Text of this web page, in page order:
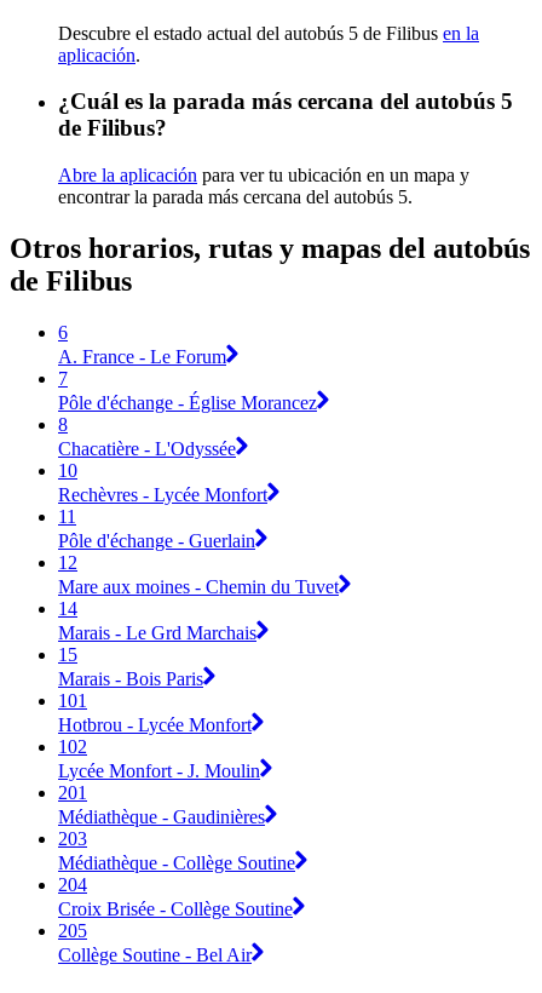
Descubre el estado actual del autobús 5 de Filibus en la
aplicación.
¿Cuál es la parada más cercana del autobús 5
de Filibus?
Abre la aplicación para ver tu ubicación en un mapa y
encontrar la parada más cercana del autobús 5.
Otros horarios, rutas y mapas del autobús
de Filibus
6
A. France - Le Forum
7
Pôle d'échange - Église Morancez
8
Chacatière - L'Odyssée
10
Rechèvres - Lycée Monfort
11
Pôle d'échange - Guerlain
12
Mare aux moines - Chemin du Tuvet
14
Marais - Le Grd Marchais
15
Marais - Bois Paris
101
Hotbrou - Lycée Monfort
102
Lycée Monfort - J. Moulin
201
Médiathèque - Gaudinières
203
Médiathèque - Collège Soutine
204
Croix Brisée - Collège Soutine
205
Collège Soutine - Bel Air